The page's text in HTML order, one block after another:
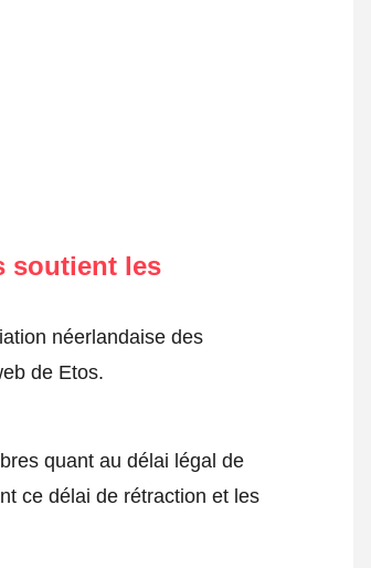
soutient les
néerlandaise des
de Etos.
quant au délai légal de
ce délai de rétraction et les